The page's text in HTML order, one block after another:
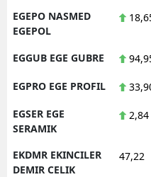
EGEPO NASMED
EGEPOL
EGGUB EGE GUBRE
EGPRO EGE PROFIL
EGSER EGE
SERAMIK
2,84
EKDMR EKINCILER
DEMIR CELIK
47,22